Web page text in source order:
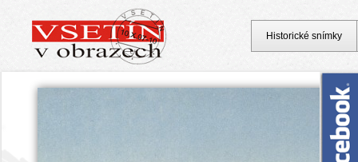
Historické snímky